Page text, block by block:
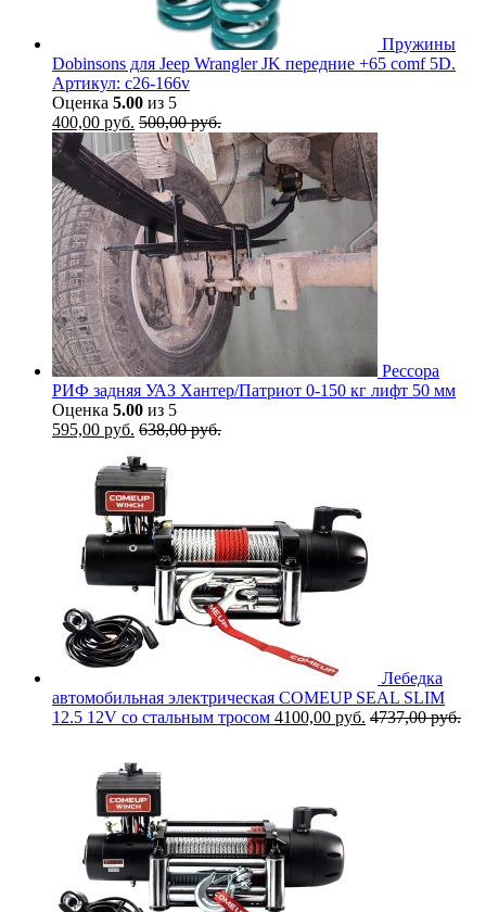
Пружины
Dobinsons для Jeep Wrangler JK передние +65 comf 5D.
Артикул: c26-166v
Оценка 5.00 из 5
400,00 руб. 500,00руб.
Рессора
РИФ задняя УАЗ Хантер/Патриот 0-150 кг лифт 50 мм
Оценка 5.00 из 5
595,00 руб. 638,00руб.
Лебедка
автомобильная электрическая COMEUP SEAL SLIM
12.5 12V со стальным тросом 4100,00 руб. 4737,00руб.